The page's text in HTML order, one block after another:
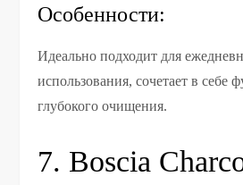
Особенности:
Идеально подходит для
использования, сочетает в себе
глубокого очищения.
7. Boscia